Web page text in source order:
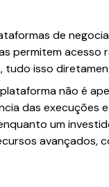
de
permitem
isso
não é
das execuções
um
avançados,